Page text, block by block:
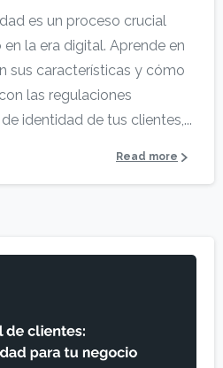
es un proceso crucial
la era digital. Aprende en
sus características y cómo
las regulaciones
identidad de tus clientes,...
Read more